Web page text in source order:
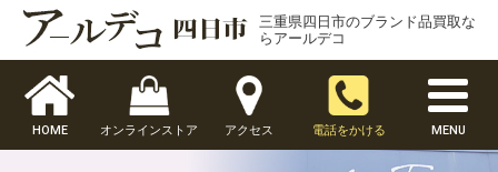
三重県四日市のブランド品買取な
らアールデコ
HOME オンラインストア アクセス 電話をかける MENU